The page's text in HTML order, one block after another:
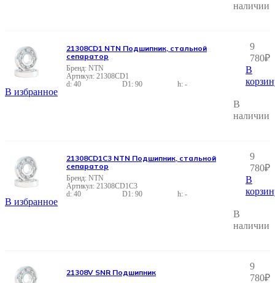
наличии
В избранное
21308CD1
40
90 -
NTN
21308CD1 NTN Подшипник, стальной
сепаратор
9
780₽
В
В
наличии
В избранное
21308CD1C3
40
90 -
NTN
21308CD1C3 NTN Подшипник, стальной
сепаратор
9
780₽
В
В
наличии
21308V SNR Подшипник
9
780₽